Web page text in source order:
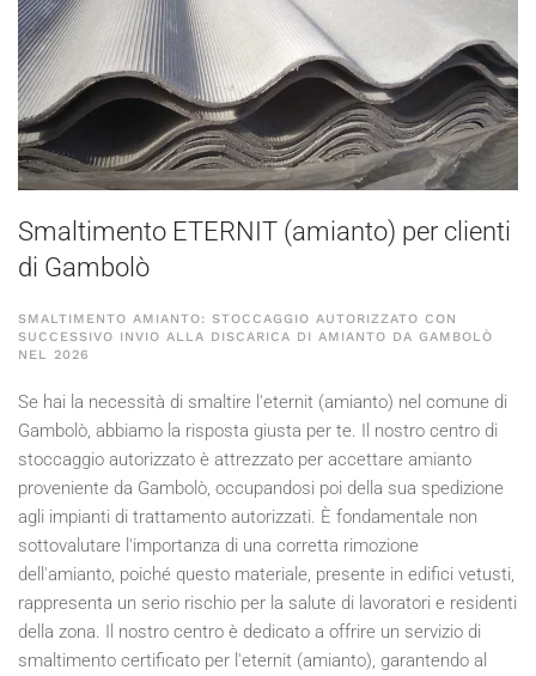
Smaltimento ETERNIT (amianto) per clienti
di Gambolò
SMALTIMENTO AMIANTO: STOCCAGGIO AUTORIZZATO CON
SUCCESSIVO INVIO ALLA DISCARICA DI AMIANTO DA GAMBOLÒ
NEL 2026
Se hai la necessità di smaltire l'eternit (amianto) nel comune di
Gambolò, abbiamo la risposta giusta per te. Il nostro centro di
stoccaggio autorizzato è attrezzato per accettare amianto
proveniente da Gambolò, occupandosi poi della sua spedizione
agli impianti di trattamento autorizzati. È fondamentale non
sottovalutare l'importanza di una corretta rimozione
dell'amianto, poiché questo materiale, presente in edifici vetusti,
rappresenta un serio rischio per la salute di lavoratori e residenti
della zona. Il nostro centro è dedicato a offrire un servizio di
smaltimento certificato per l'eternit (amianto), garantendo al